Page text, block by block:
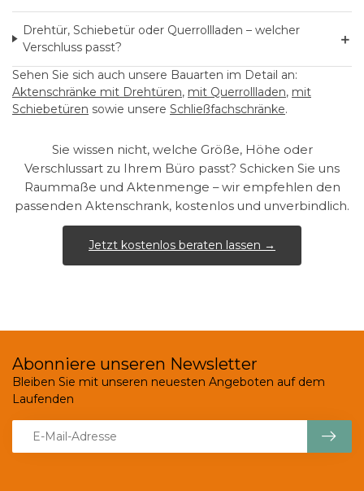
Drehtür, Schiebetür oder Querrollladen – welcher
Verschluss passt?
＋
Sehen Sie sich auch unsere Bauarten im Detail an:
Aktenschränke mit Drehtüren, mit Querrollladen, mit
Schiebetüren sowie unsere Schließfachschränke.
Sie wissen nicht, welche Größe, Höhe oder
Verschlussart zu Ihrem Büro passt? Schicken Sie uns
Raummaße und Aktenmenge – wir empfehlen den
passenden Aktenschrank, kostenlos und unverbindlich.
Jetzt kostenlos beraten lassen →
Abonniere unseren Newsletter
Bleiben Sie mit unseren neuesten Angeboten auf dem
Laufenden